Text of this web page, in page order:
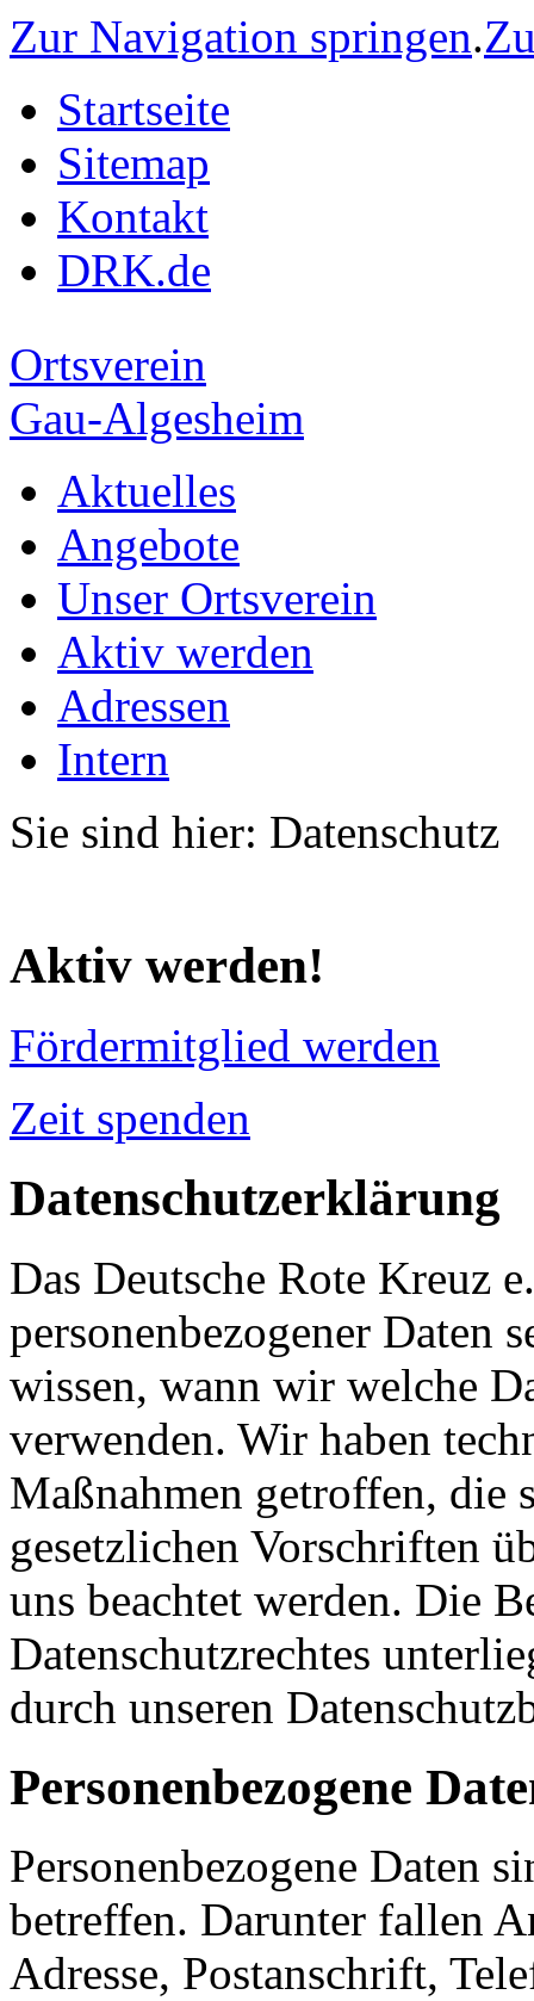
Zur Navigation springen.
Startseite
Sitemap
Kontakt
DRK.de
Ortsverein
Gau-Algesheim
Aktuelles
Angebote
Unser Ortsverein
Aktiv werden
Adressen
Intern
Sie sind hier: Datenschutz
Aktiv werden!
Fördermitglied werden
Zeit spenden
Datenschutzerklärung
Das Deutsche Rote Kreuz
personenbezogener Daten
wissen, wann wir welche
verwenden. Wir haben
Maßnahmen getroffen, die
gesetzlichen Vorschriften
uns beachtet werden. Die
Datenschutzrechtes
durch unseren
Personenbezogene
Personenbezogene Daten
betreffen. Darunter fallen
Adresse, Postanschrift,